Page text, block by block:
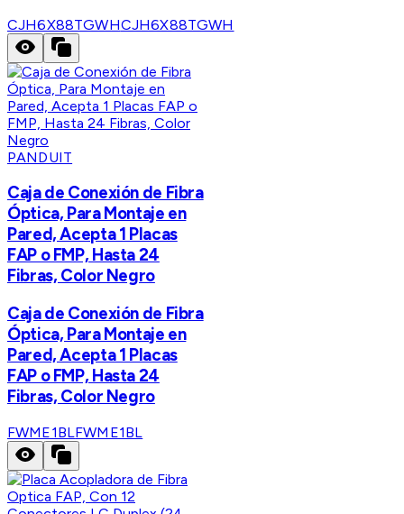
CJH6X88TGWHCJH6X88TGWH
PANDUIT
Caja de Conexión de Fibra
Óptica, Para Montaje en
Pared, Acepta 1 Placas
FAP o FMP, Hasta 24
Fibras, Color Negro
Caja de Conexión de Fibra
Óptica, Para Montaje en
Pared, Acepta 1 Placas
FAP o FMP, Hasta 24
Fibras, Color Negro
FWME1BLFWME1BL